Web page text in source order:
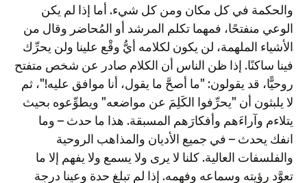
والحكمة في كل مكان ومن كل شيء. أما إذا لم يكن
الوعي منفتحًا، فمهما تكلم المرشد أو المُحاضر وقال من
الأشياء الملهمة، لن يكون لكلامه أيُّ وقْع علينا ولن يحرِّك
فينا ساكنًا. إذا ظن الناس أن الكلام صادر عن شخص متفتح
روحيًّا، قد يقولون: "ما أصحَّ ما يقول، أنا موافق عليه!"، ثم
لا يلبثون أن "يحرِّفوا الكَلِمَ عن مواضعه" ويطوِّعوه بحيث
يتلاءم وآراءَهم وأفكارَهم المسبقة. هذا ما حدث – وما
انفك يحدث – في جميع الأديان والمذاهب الروحية
والفلسفات العالية. كلنا لا يرى ولا يسمع ولا يفهم إلا ما
تعوَّد رؤيته وسماعه وفهمه. إذا لم تبلغ حدة وعينا درجة